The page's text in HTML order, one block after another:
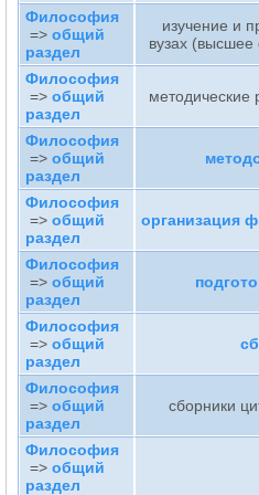
Философия
=> общий
раздел
изучение и
вузах
Философия
=> общий
раздел
Философия
=> общий
раздел
Философия
=> общий
раздел
организация
Философия
=> общий
раздел
Философия
=> общий
раздел
Философия
=> общий
раздел
сборники
Философия
=> общий
раздел